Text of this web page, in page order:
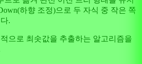
하향 조정)으로 두 자식 중 작은 쪽
.
으로 최솟값을 추출하는 알고리즘을